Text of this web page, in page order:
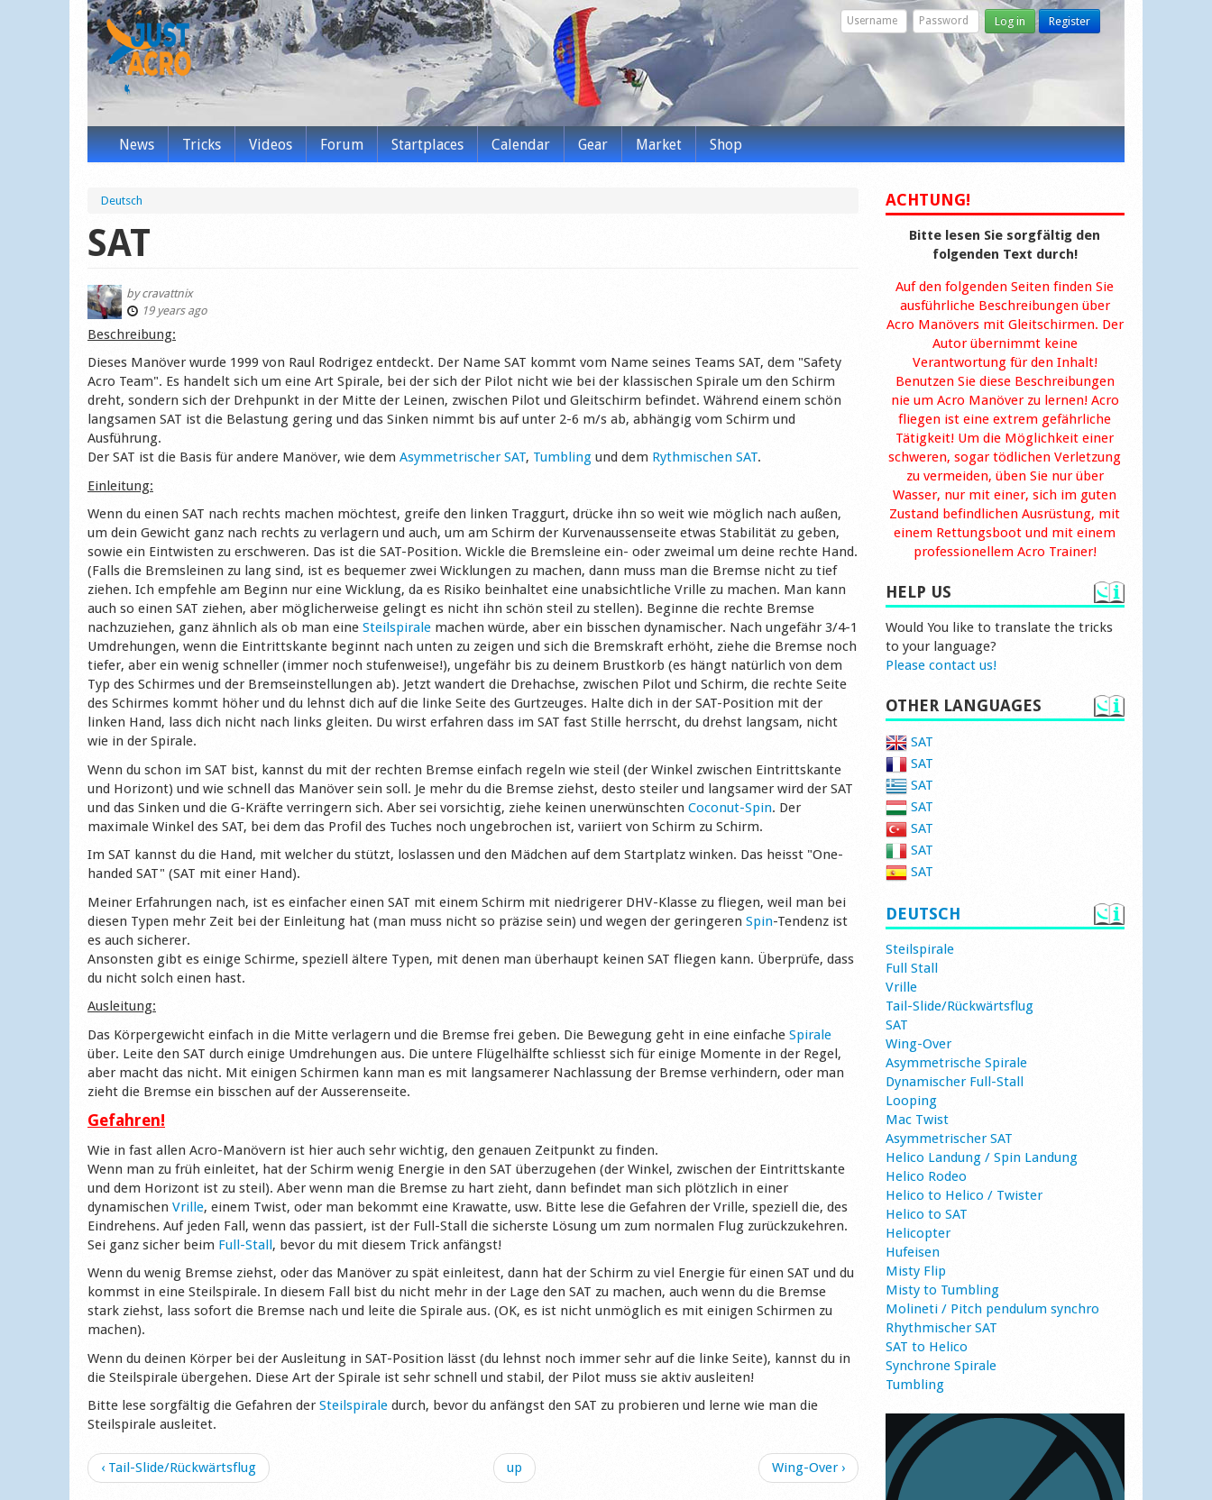
Log in Register
News Tricks Videos Forum Startplaces Calendar Gear Market Shop
Deutsch
SAT
bycravattnix
19 years ago
Beschreibung:
Dieses Manöver wurde 1999 von Raul Rodrigez entdeckt. Der Name SAT kommt vom Name seines Teams SAT, dem "Safety
Acro Team". Es handelt sich um eine Art Spirale, bei der sich der Pilot nicht wie bei der klassischen Spirale um den Schirm
dreht, sondern sich der Drehpunkt in der Mitte der Leinen, zwischen Pilot und Gleitschirm befindet. Während einem schön
langsamen SAT ist die Belastung gering und das Sinken nimmt bis auf unter 2-6 m/s ab, abhängig vom Schirm und
Ausführung.
Der SAT ist die Basis für andere Manöver, wie dem Asymmetrischer SAT, Tumbling und dem Rythmischen SAT.
Einleitung:
Wenn du einen SAT nach rechts machen möchtest, greife den linken Traggurt, drücke ihn so weit wie möglich nach außen,
um dein Gewicht ganz nach rechts zu verlagern und auch, um am Schirm der Kurvenaussenseite etwas Stabilität zu geben,
sowie ein Eintwisten zu erschweren. Das ist die SAT-Position. Wickle die Bremsleine ein- oder zweimal um deine rechte Hand.
(Falls die Bremsleinen zu lang sind, ist es bequemer zwei Wicklungen zu machen, dann muss man die Bremse nicht zu tief
ziehen. Ich empfehle am Beginn nur eine Wicklung, da es Risiko beinhaltet eine unabsichtliche Vrille zu machen. Man kann
auch so einen SAT ziehen, aber möglicherweise gelingt es nicht ihn schön steil zu stellen). Beginne die rechte Bremse
nachzuziehen, ganz ähnlich als ob man eine Steilspirale machen würde, aber ein bisschen dynamischer. Nach ungefähr 3/4-1
Umdrehungen, wenn die Eintrittskante beginnt nach unten zu zeigen und sich die Bremskraft erhöht, ziehe die Bremse noch
tiefer, aber ein wenig schneller (immer noch stufenweise!), ungefähr bis zu deinem Brustkorb (es hängt natürlich von dem
Typ des Schirmes und der Bremseinstellungen ab). Jetzt wandert die Drehachse, zwischen Pilot und Schirm, die rechte Seite
des Schirmes kommt höher und du lehnst dich auf die linke Seite des Gurtzeuges. Halte dich in der SAT-Position mit der
linken Hand, lass dich nicht nach links gleiten. Du wirst erfahren dass im SAT fast Stille herrscht, du drehst langsam, nicht
wie in der Spirale.
Wenn du schon im SAT bist, kannst du mit der rechten Bremse einfach regeln wie steil (der Winkel zwischen Eintrittskante
und Horizont) und wie schnell das Manöver sein soll. Je mehr du die Bremse ziehst, desto steiler und langsamer wird der SAT
und das Sinken und die G-Kräfte verringern sich. Aber sei vorsichtig, ziehe keinen unerwünschten Coconut-Spin. Der
maximale Winkel des SAT, bei dem das Profil des Tuches noch ungebrochen ist, variiert von Schirm zu Schirm.
Im SAT kannst du die Hand, mit welcher du stützt, loslassen und den Mädchen auf dem Startplatz winken. Das heisst "One-
handed SAT" (SAT mit einer Hand).
Meiner Erfahrungen nach, ist es einfacher einen SAT mit einem Schirm mit niedrigerer DHV-Klasse zu fliegen, weil man bei
diesen Typen mehr Zeit bei der Einleitung hat (man muss nicht so präzise sein) und wegen der geringeren Spin-Tendenz ist
es auch sicherer.
Ansonsten gibt es einige Schirme, speziell ältere Typen, mit denen man überhaupt keinen SAT fliegen kann. Überprüfe, dass
du nicht solch einen hast.
Ausleitung:
Das Körpergewicht einfach in die Mitte verlagern und die Bremse frei geben. Die Bewegung geht in eine einfache Spirale
über. Leite den SAT durch einige Umdrehungen aus. Die untere Flügelhälfte schliesst sich für einige Momente in der Regel,
aber macht das nicht. Mit einigen Schirmen kann man es mit langsamerer Nachlassung der Bremse verhindern, oder man
zieht die Bremse ein bisschen auf der Ausserenseite.
Gefahren!
Wie in fast allen Acro-Manövern ist hier auch sehr wichtig, den genauen Zeitpunkt zu finden.
Wenn man zu früh einleitet, hat der Schirm wenig Energie in den SAT überzugehen (der Winkel, zwischen der Eintrittskante
und dem Horizont ist zu steil). Aber wenn man die Bremse zu hart zieht, dann befindet man sich plötzlich in einer
dynamischen Vrille, einem Twist, oder man bekommt eine Krawatte, usw. Bitte lese die Gefahren der Vrille, speziell die, des
Eindrehens. Auf jeden Fall, wenn das passiert, ist der Full-Stall die sicherste Lösung um zum normalen Flug zurückzukehren.
Sei ganz sicher beim Full-Stall, bevor du mit diesem Trick anfängst!
Wenn du wenig Bremse ziehst, oder das Manöver zu spät einleitest, dann hat der Schirm zu viel Energie für einen SAT und du
kommst in eine Steilspirale. In diesem Fall bist du nicht mehr in der Lage den SAT zu machen, auch wenn du die Bremse
stark ziehst, lass sofort die Bremse nach und leite die Spirale aus. (OK, es ist nicht unmöglich es mit einigen Schirmen zu
machen).
Wenn du deinen Körper bei der Ausleitung in SAT-Position lässt (du lehnst noch immer sehr auf die linke Seite), kannst du in
die Steilspirale übergehen. Diese Art der Spirale ist sehr schnell und stabil, der Pilot muss sie aktiv ausleiten!
Bitte lese sorgfältig die Gefahren der Steilspirale durch, bevor du anfängst den SAT zu probieren und lerne wie man die
Steilspirale ausleitet.
‹ Tail-Slide/Rückwärtsflug up Wing-Over ›
ACHTUNG!
Bitte lesen Sie sorgfältig den
folgenden Text durch!
Auf den folgenden Seiten finden Sie
ausführliche Beschreibungen über
Acro Manövers mit Gleitschirmen. Der
Autor übernimmt keine
Verantwortung für den Inhalt!
Benutzen Sie diese Beschreibungen
nie um Acro Manöver zu lernen! Acro
fliegen ist eine extrem gefährliche
Tätigkeit! Um die Möglichkeit einer
schweren, sogar tödlichen Verletzung
zu vermeiden, üben Sie nur über
Wasser, nur mit einer, sich im guten
Zustand befindlichen Ausrüstung, mit
einem Rettungsboot und mit einem
professionellem Acro Trainer!
HELP US
Would You like to translate the tricks
to your language?
Please contact us!
OTHER LANGUAGES
SAT
SAT
SAT
SAT
SAT
SAT
SAT
DEUTSCH
Steilspirale
Full Stall
Vrille
Tail-Slide/Rückwärtsflug
SAT
Wing-Over
Asymmetrische Spirale
Dynamischer Full-Stall
Looping
Mac Twist
Asymmetrischer SAT
Helico Landung / Spin Landung
Helico Rodeo
Helico to Helico / Twister
Helico to SAT
Helicopter
Hufeisen
Misty Flip
Misty to Tumbling
Molineti / Pitch pendulum synchro
Rhythmischer SAT
SAT to Helico
Synchrone Spirale
Tumbling